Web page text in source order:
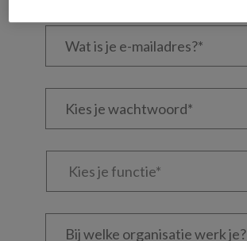
Wat
Kies
Kies
Bij
welke